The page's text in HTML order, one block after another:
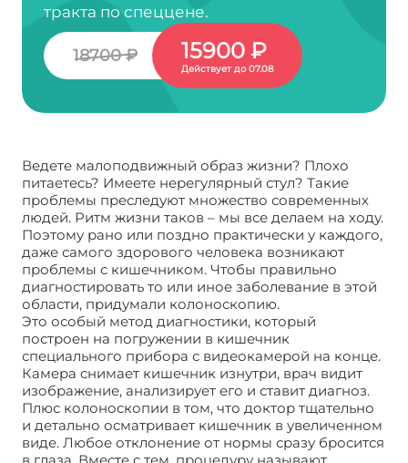
тракта по спеццене.
18700 ₽ 15900 ₽
Действует до 07.08
Ведете малоподвижный образ жизни? Плохо
питаетесь? Имеете нерегулярный стул? Такие
проблемы преследуют множество современных
людей. Ритм жизни таков – мы все делаем на ходу.
Поэтому рано или поздно практически у каждого,
даже самого здорового человека возникают
проблемы с кишечником. Чтобы правильно
диагностировать то или иное заболевание в этой
области, придумали колоноскопию.
Это особый метод диагностики, который
построен на погружении в кишечник
специального прибора с видеокамерой на конце.
Камера снимает кишечник изнутри, врач видит
изображение, анализирует его и ставит диагноз.
Плюс колоноскопии в том, что доктор тщательно
и детально осматривает кишечник в увеличенном
виде. Любое отклонение от нормы сразу бросится